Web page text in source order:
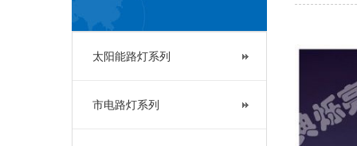
太阳能路灯系列
市电路灯系列